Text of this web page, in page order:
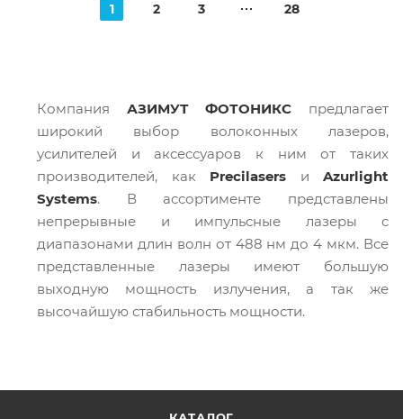
1 2 3 28
Компания АЗИМУТ ФОТОНИКС предлагает
широкий выбор волоконных лазеров,
усилителей и аксессуаров к ним от таких
производителей, как Precilasers и Azurlight
Systems. В ассортименте представлены
непрерывные и импульсные лазеры с
диапазонами длин волн от 488 нм до 4 мкм. Все
представленные лазеры имеют большую
выходную мощность излучения, а так же
высочайшую стабильность мощности.